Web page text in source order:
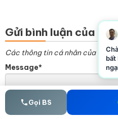
Gửi bình luận của bạn
Các thông tin cá nhân của bạn
Message*
bất
Gọi BS